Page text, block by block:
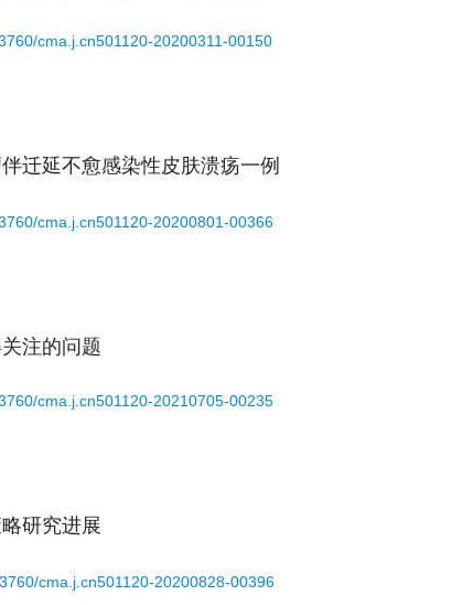
cma.j.cn501120-20200311-00150
迁延不愈感染性皮肤溃疡一例
cma.j.cn501120-20200801-00366
注的问题
cma.j.cn501120-20210705-00235
研究进展
cma.j.cn501120-20200828-00396